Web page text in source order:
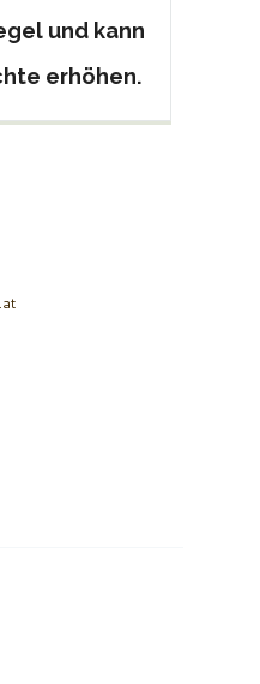
und kann
erhöhen.